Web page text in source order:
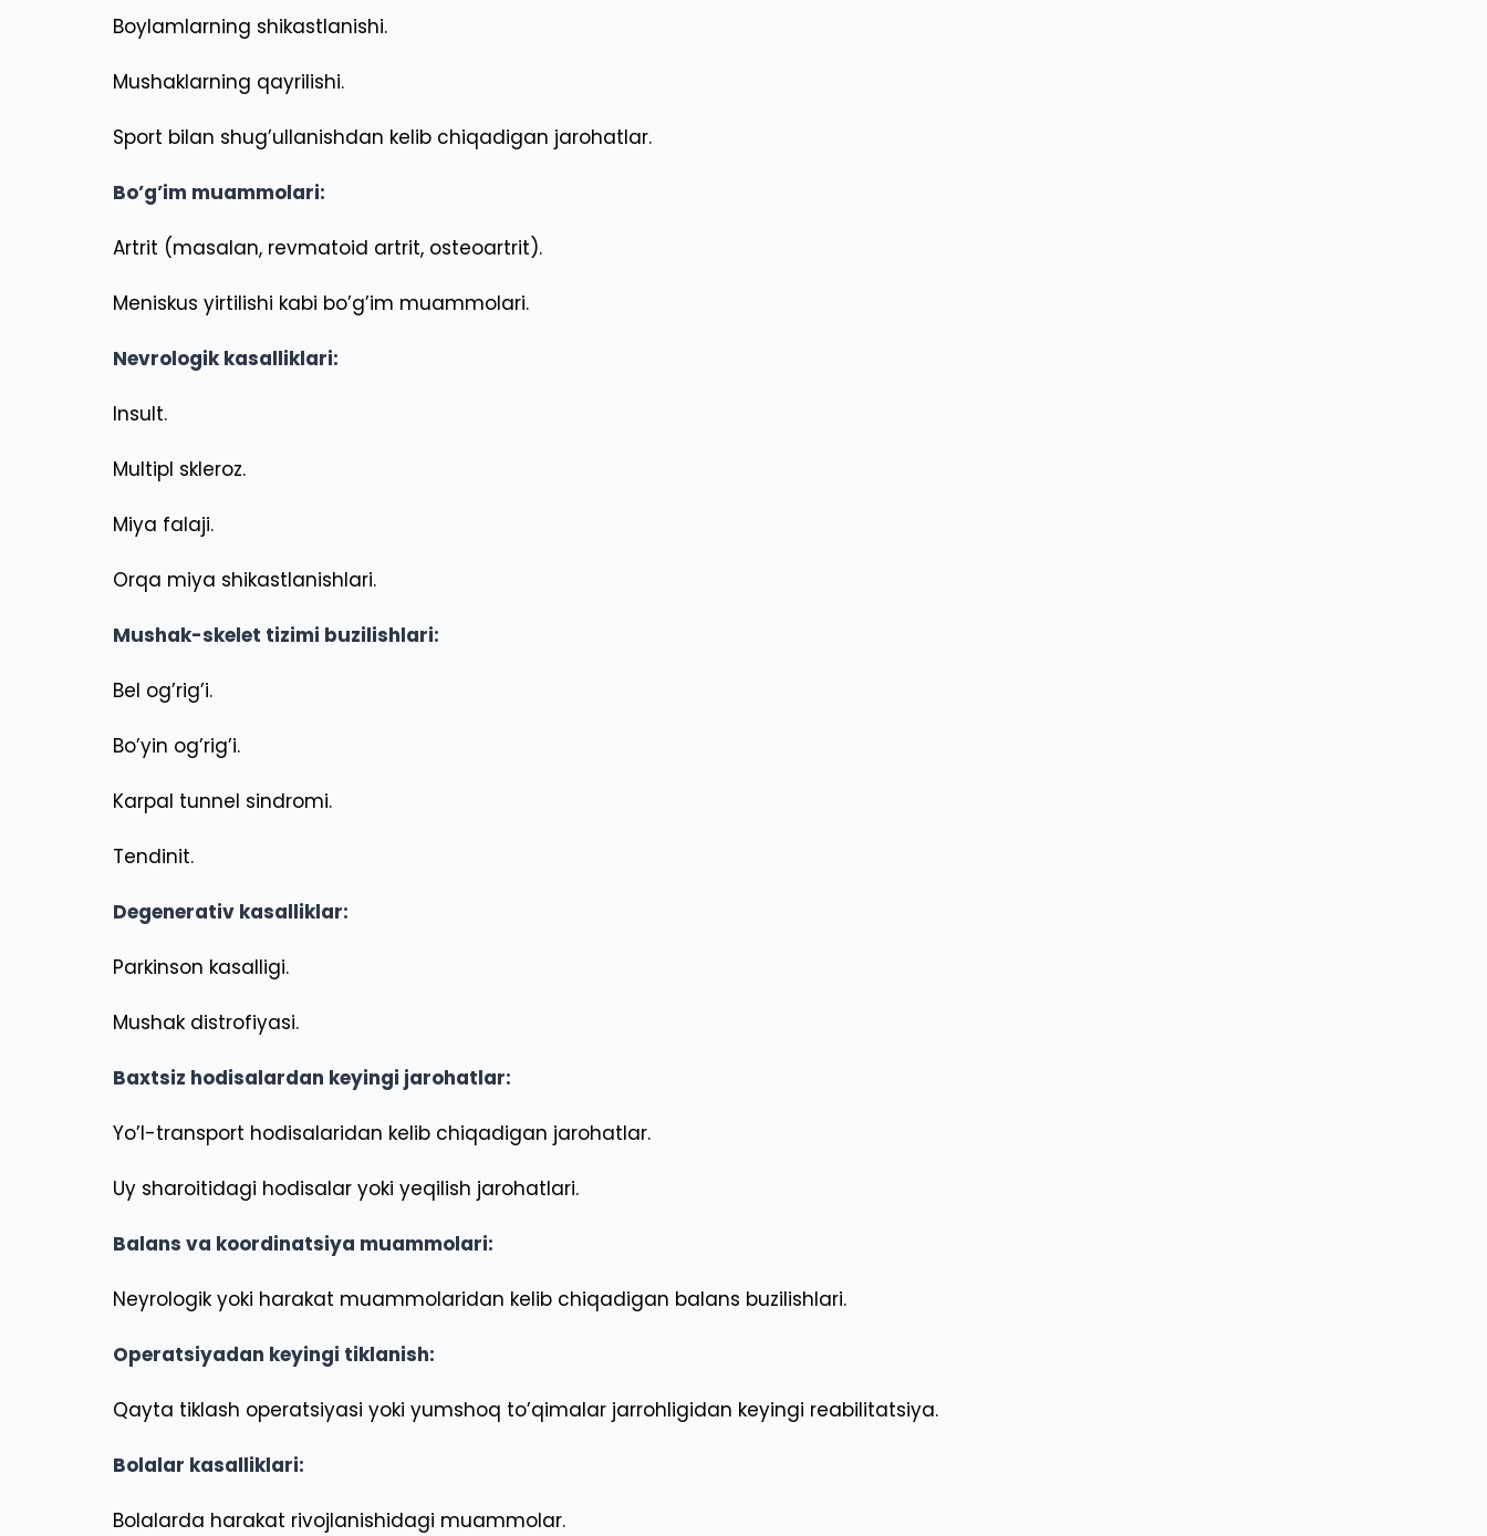
Boylamlarning shikastlanishi.
Mushaklarning qayrilishi.
Sport bilan shug’ullanishdan kelib chiqadigan jarohatlar.
Bo’g’im muammolari:
Artrit (masalan, revmatoid artrit, osteoartrit).
Meniskus yirtilishi kabi bo’g’im muammolari.
Nevrologik kasalliklari:
Insult.
Multipl skleroz.
Miya falaji.
Orqa miya shikastlanishlari.
Mushak-skelet tizimi buzilishlari:
Bel og’rig’i.
Bo’yin og’rig’i.
Karpal tunnel sindromi.
Tendinit.
Degenerativ kasalliklar:
Parkinson kasalligi.
Mushak distrofiyasi.
Baxtsiz hodisalardan keyingi jarohatlar:
Yo’l-transport hodisalaridan kelib chiqadigan jarohatlar.
Uy sharoitidagi hodisalar yoki yeqilish jarohatlari.
Balans va koordinatsiya muammolari:
Neyrologik yoki harakat muammolaridan kelib chiqadigan balans buzilishlari.
Operatsiyadan keyingi tiklanish:
Qayta tiklash operatsiyasi yoki yumshoq to’qimalar jarrohligidan keyingi reabilitatsiya.
Bolalar kasalliklari:
Bolalarda harakat rivojlanishidagi muammolar.